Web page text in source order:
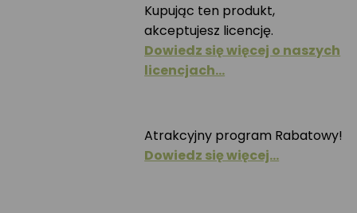
Kupując ten produkt,
akceptujesz licencję.
Dowiedz się więcej o naszych
licencjach…
Atrakcyjny program Rabatowy!
Dowiedz się więcej…